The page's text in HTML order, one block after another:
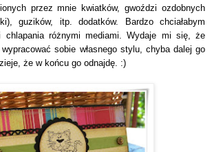
przez mnie kwiatków, gwoździ ozdobnych
guzików, itp. dodatków. Bardzo chciałabym
chlapania różnymi mediami. Wydaje mi się, że
sobie własnego stylu, chyba dalej go
że w końcu go odnajdę. :)